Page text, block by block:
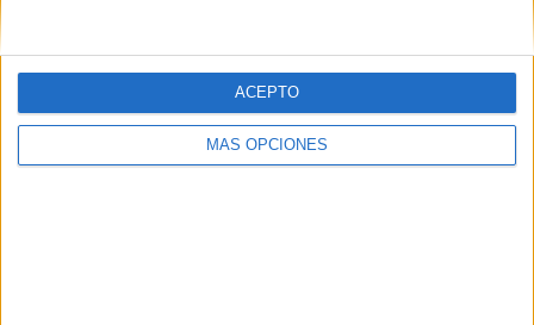
MÁS OPCIONES
ACEPTO